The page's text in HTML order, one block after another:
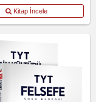
Kitap İncele